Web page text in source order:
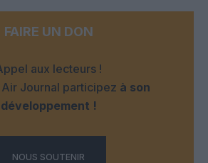
FAIRE UN DON
aux lecteurs !
Journal participez à son
développement !
NOUS SOUTENIR